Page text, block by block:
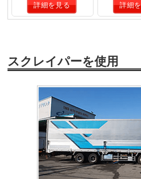
詳細を見る 詳細
スクレイパーを使用